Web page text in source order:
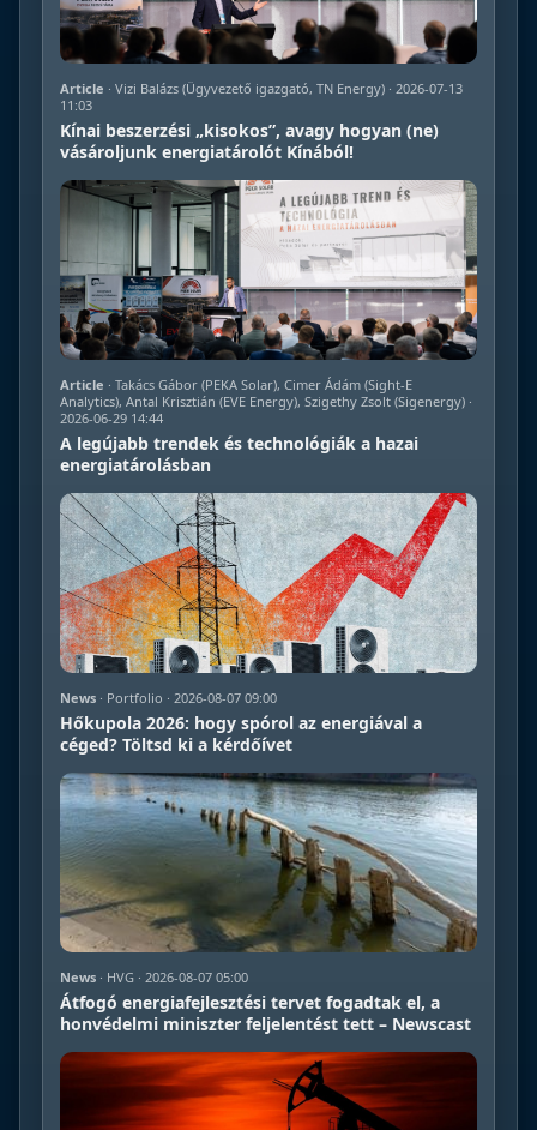
Article · Vizi Balázs (Ügyvezető igazgató, TN Energy) · 2026-07-13
11:03
Kínai beszerzési „kisokos”, avagy hogyan (ne)
vásároljunk energiatárolót Kínából!
Article · Takács Gábor (PEKA Solar), Cimer Ádám (Sight-E
Analytics), Antal Krisztián (EVE Energy), Szigethy Zsolt (Sigenergy) ·
2026-06-29 14:44
A legújabb trendek és technológiák a hazai
energiatárolásban
News · Portfolio · 2026-08-07 09:00
Hőkupola 2026: hogy spórol az energiával a
céged? Töltsd ki a kérdőívet
News · HVG · 2026-08-07 05:00
Átfogó energiafejlesztési tervet fogadtak el, a
honvédelmi miniszter feljelentést tett – Newscast